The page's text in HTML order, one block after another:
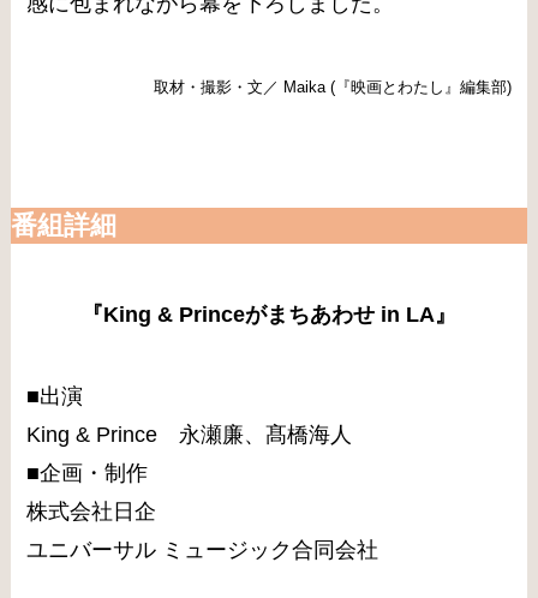
取材・撮影・文／ Maika (『映画とわたし』編集部)
番組詳細
『King & Princeがまちあわせ in LA』
■出演
King & Prince 永瀬廉、髙橋海人
■企画・制作
株式会社日企
ユニバーサル ミュージック合同会社